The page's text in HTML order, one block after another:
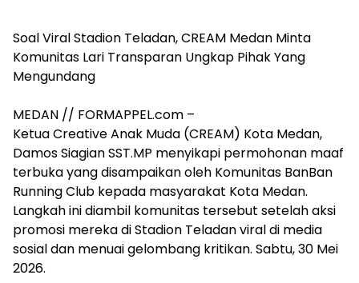
Soal Viral Stadion Teladan, CREAM Medan Minta
Komunitas Lari Transparan Ungkap Pihak Yang
Mengundang
MEDAN // FORMAPPEL.com –
Ketua Creative Anak Muda (CREAM) Kota Medan,
Damos Siagian SST.MP menyikapi permohonan maaf
terbuka yang disampaikan oleh Komunitas BanBan
Running Club kepada masyarakat Kota Medan.
Langkah ini diambil komunitas tersebut setelah aksi
promosi mereka di Stadion Teladan viral di media
sosial dan menuai gelombang kritikan. Sabtu, 30 Mei
2026.